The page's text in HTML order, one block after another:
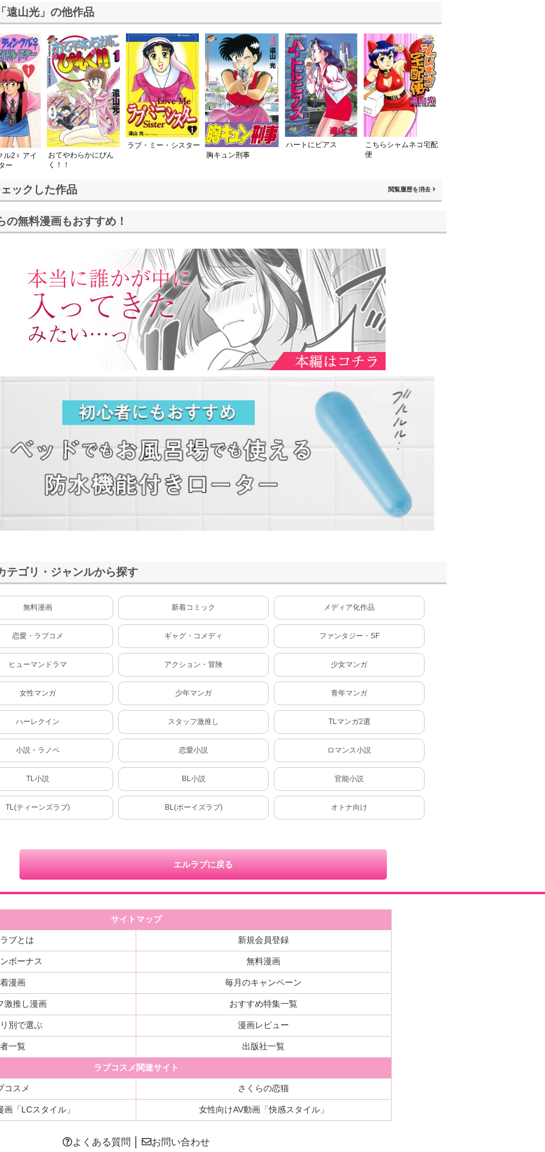
遠山光」の他作品
ル2♀ アイ
ー
おてやわらかにぴん
く！！
ラブ・ミー・シスター
胸キュン刑事
ハートにピアス
こちらシャムネコ宅配
便
ックした作品 閲覧履歴を消去
無料漫画もおすすめ！
テゴリ・ジャンルから探す
無料漫画 新着コミック メディア化作品
恋愛・ラブコメ ギャグ・コメディ ファンタジー・SF
ヒューマンドラマ アクション・冒険 少女マンガ
女性マンガ 少年マンガ 青年マンガ
ハーレクイン スタッフ激推し TLマンガ2選
小説・ラノベ 恋愛小説 ロマンス小説
TL小説 BL小説 官能小説
TL(ティーンズラブ) BL(ボーイズラブ) オトナ向け
エルラブに戻る
サイトマップ
ブとは 新規会員登録
ボーナス 無料漫画
漫画 毎月のキャンペーン
激推し漫画 おすすめ特集一覧
別で選ぶ 漫画レビュー
一覧 出版社一覧
ラブコスメ関連サイト
コスメ さくらの恋猫
画 「LCスタイル」 女性向けAV動画「快感スタイル」
よくある質問 お問い合わせ